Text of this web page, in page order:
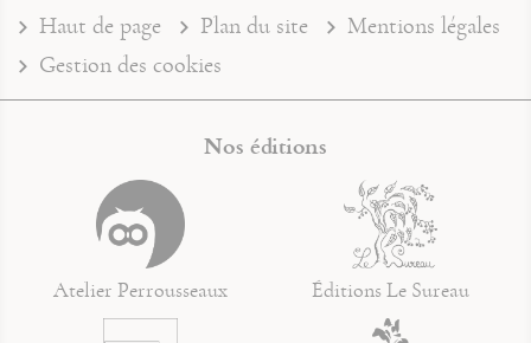
Haut de page Plan du site
Mentions légales
Gestion des cookies
Nos éditions
Atelier Perrousseaux Éditions Le Sureau